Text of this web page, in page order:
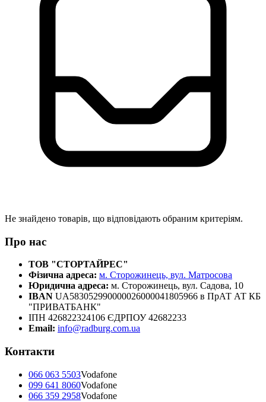
Не знайдено товарів, що відповідають обраним критеріям.
Про нас
ТОВ "СТОРТАЙРЕС"
Фізична адреса: м. Сторожинець, вул. Матросова
Юридична адреса: м. Сторожинець, вул. Садова, 10
IBAN UA583052990000026000041805966 в ПрАТ АТ КБ
"ПРИВАТБАНК"
ІПН 426822324106 ЄДРПОУ 42682233
Email: info@radburg.com.ua
Контакти
066 063 5503Vodafone
099 641 8060Vodafone
066 359 2958Vodafone